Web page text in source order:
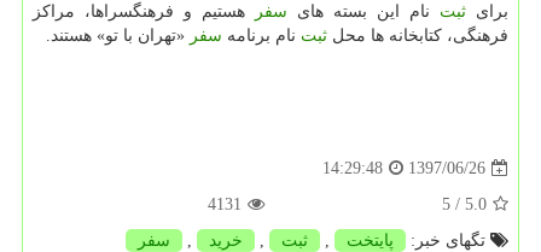
برای ثبت نام این بسته های سفر
هستیم و فرهنگسراها، مراكز
فرهنگی، كتابخانه ها محل ثبت نام برنامه سفر «تهران با تو» هستند.
1397/06/26
14:29:48
5.0
/ 5
4131
تگهای خبر:
پایتخت , ثبت , خرید , سفر